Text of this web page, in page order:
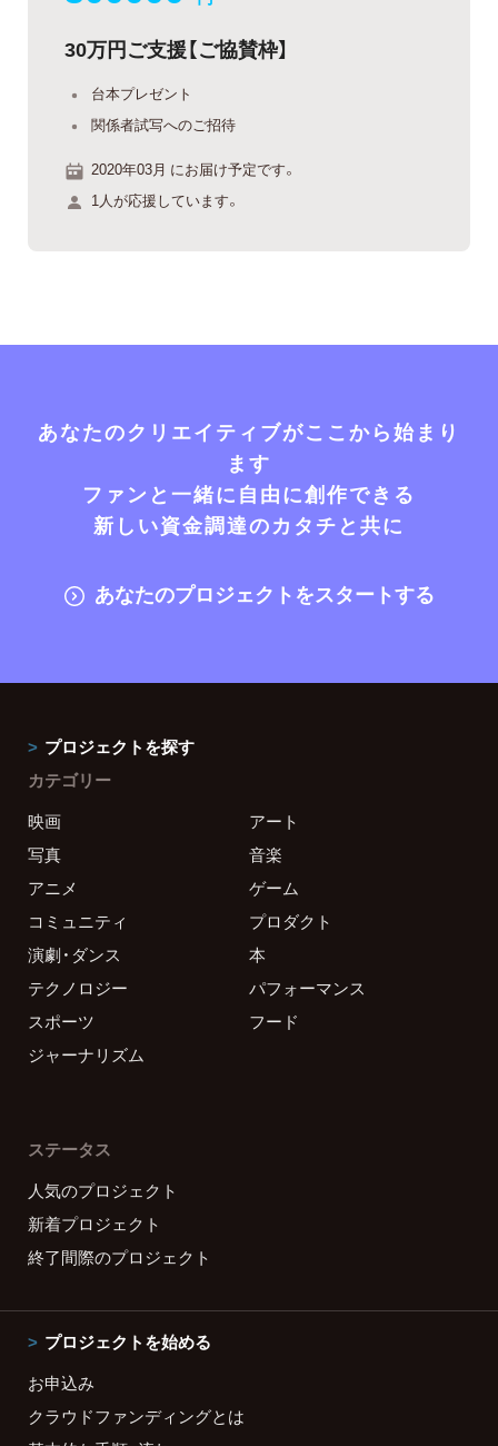
30万円ご支援【ご協賛枠】
台本プレゼント
関係者試写へのご招待
2020年03月 にお届け予定です。
1人が応援しています。
あなたのクリエイティブがここから始まり
ます
ファンと一緒に自由に創作できる
新しい資金調達のカタチと共に
あなたのプロジェクトをスタートする
プロジェクトを探す
カテゴリー
映画
アート
写真
音楽
アニメ
ゲーム
コミュニティ
プロダクト
演劇・ダンス
本
テクノロジー
パフォーマンス
スポーツ
フード
ジャーナリズム
ステータス
人気のプロジェクト
新着プロジェクト
終了間際のプロジェクト
プロジェクトを始める
お申込み
クラウドファンディングとは